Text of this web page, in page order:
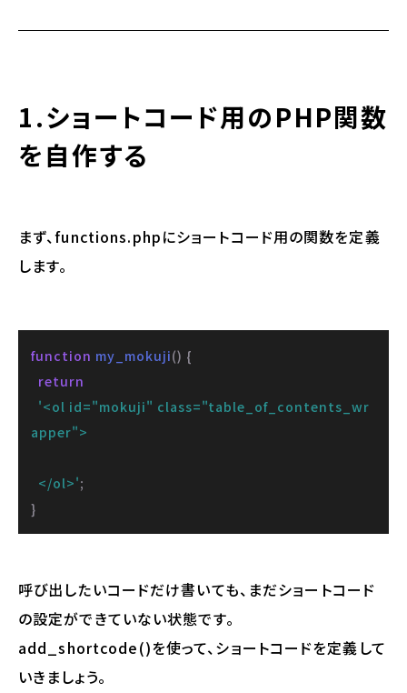
1.ショートコード用のPHP関数
を自作する
まず、functions.phpにショートコード用の関数を定義
します。
function my_mokuji() {
return
'<ol id="mokuji" class="table_of_contents_wr
apper">
  </ol>'
;
}
呼び出したいコードだけ書いても、まだショートコード
の設定ができていない状態です。
add_shortcode()を使って、ショートコードを定義して
いきましょう。